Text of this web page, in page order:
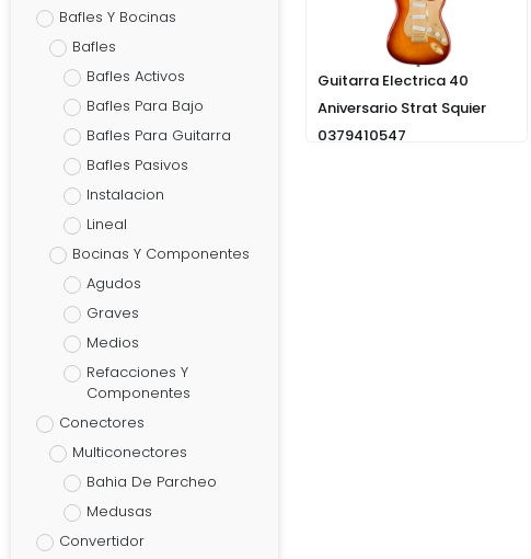
Bafles Y Bocinas
Bafles
Bafles Activos
Bafles Para Bajo
Bafles Para Guitarra
Bafles Pasivos
Instalacion
Lineal
Bocinas Y Componentes
Agudos
Graves
Medios
Refacciones Y
Componentes
Conectores
Multiconectores
Bahia De Parcheo
Medusas
Convertidor
Guitarra Electrica 40
Aniversario Strat Squier
0379410547